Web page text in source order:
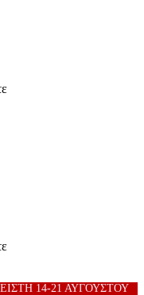
14-21 ΑΥΓΟΥΣΤΟΥ